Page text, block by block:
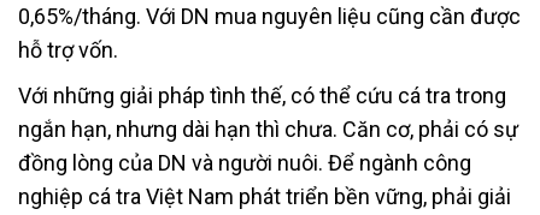
0,65%/tháng. Với DN mua nguyên liệu cũng cần được
hỗ trợ vốn.
Với những giải pháp tình thế, có thể cứu cá tra trong
ngắn hạn, nhưng dài hạn thì chưa. Căn cơ, phải có sự
đồng lòng của DN và người nuôi. Để ngành công
nghiệp cá tra Việt Nam phát triển bền vững, phải giải